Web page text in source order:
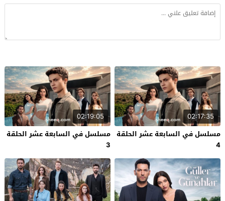
02:17:35
مسلسل في السابعة عشر الحلقة
4
02:19:05
مسلسل في السابعة عشر الحلقة
3